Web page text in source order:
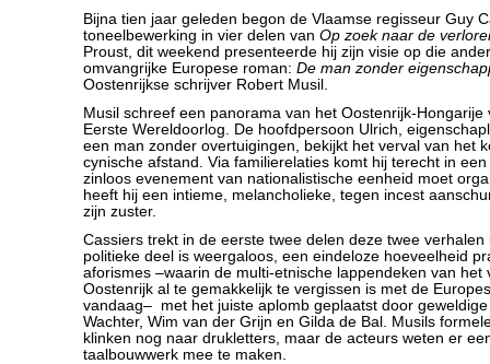
Bijna tien jaar geleden begon de Vlaamse regisseur Guy
toneelbewerking in vier delen van Op zoek naar de
Proust, dit weekend presenteerde hij zijn visie op die
omvangrijke Europese roman: De man zonder
Oostenrijkse schrijver Robert Musil.
Musil schreef een panorama van het Oostenrijk-Hongarije
Eerste Wereldoorlog. De hoofdpersoon Ulrich,
een man zonder overtuigingen, bekijkt het verval van het
cynische afstand. Via familierelaties komt hij terecht in
zinloos evenement van nationalistische eenheid moet
heeft hij een intieme, melancholieke, tegen incest
zijn zuster.
Cassiers trekt in de eerste twee delen deze twee verhalen
politieke deel is weergaloos, een eindeloze hoeveelheid
aforismes –waarin de multi-etnische lappendeken van het
Oostenrijk al te gemakkelijk te vergissen is met de
vandaag– met het juiste aplomb geplaatst door
Wachter, Wim van der Grijn en Gilda de Bal. Musils
klinken nog naar drukletters, maar de acteurs weten er
taalbouwwerk mee te maken.